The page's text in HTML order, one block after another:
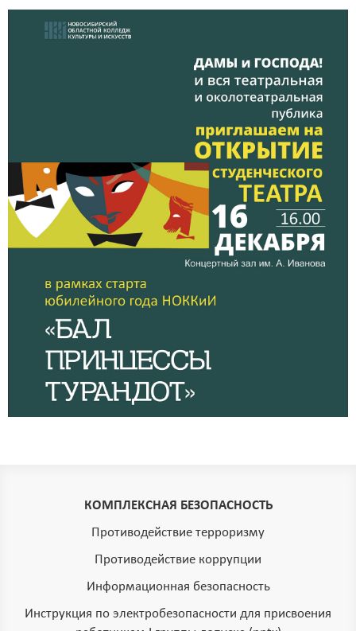
КОМПЛЕКСНАЯ БЕЗОПАСНОСТЬ
Противодействие терроризму
Противодействие коррупции
Информационная безопасность
Инструкция по электробезопасности для присвоения